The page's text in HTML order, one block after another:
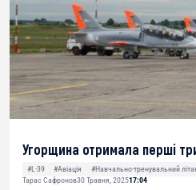
Угорщина отримала перші
#L-39 #Авіація #Навчально-тренувальний
Тарас Сафронов30 Травня, 202517:04